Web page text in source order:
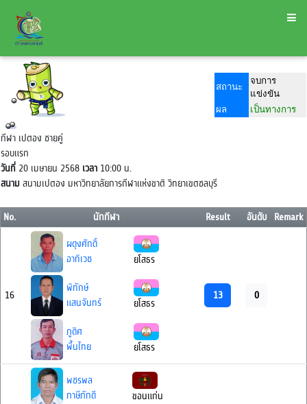
สถานะ
จบการ
แข่งขัน
ผล
เป็นทางการ
กีฬา เปตอง ชายคู่
รอบแรก
วันที่ 20 เมษายน 2568 เวลา 10:00 น.
สนามสนามเปตอง มหาวิทยาลัยการกีฬาแห่งขาติ วิทยาเขตชลบุรี
No. นักกีฬา Result อันดับ Remark
16
ผดุงศักดิ์
อาทิเวช
ยโสธร
พิทักษ์
แสนจันทร์
ยโสธร
ภูดิศ
พื้นไทย
ยโสธร
13 0
พชรพล
ภาษีภักดี
ขอนแก่น